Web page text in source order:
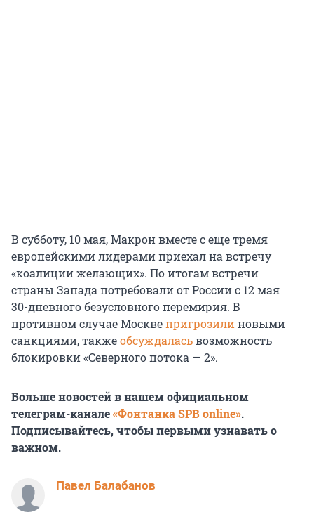
В субботу, 10 мая, Макрон вместе с еще тремя
европейскими лидерами приехал на встречу
«коалиции желающих». По итогам встречи
страны Запада потребовали от Россиис 12 мая
30-дневногобезусловного перемирия. В
противном случае Москвепригрозилиновыми
санкциями, такжеобсуждаласьвозможность
блокировки «Северногопотока — 2».
Больше новостей в нашем официальном
телеграм-канале«Фонтанка SPB online».
Подписывайтесь, чтобы первыми узнавать о
важном.
Павел Балабанов